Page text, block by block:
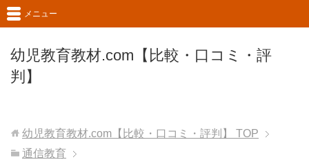
幼児教育教材.com【比較・口コミ・評
判】
メニュー
幼児教育教材.com【比較・口コミ・評判】
TOP
通信教育